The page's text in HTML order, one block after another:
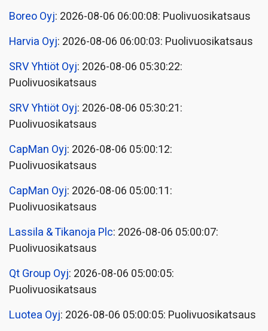
Boreo Oyj: 2026-08-06 06:00:08: Puolivuosikatsaus
Harvia Oyj: 2026-08-06 06:00:03: Puolivuosikatsaus
SRV Yhtiöt Oyj: 2026-08-06 05:30:22:
Puolivuosikatsaus
SRV Yhtiöt Oyj: 2026-08-06 05:30:21:
Puolivuosikatsaus
CapMan Oyj: 2026-08-06 05:00:12:
Puolivuosikatsaus
CapMan Oyj: 2026-08-06 05:00:11:
Puolivuosikatsaus
Lassila & Tikanoja Plc: 2026-08-06 05:00:07:
Puolivuosikatsaus
Qt Group Oyj: 2026-08-06 05:00:05:
Puolivuosikatsaus
Luotea Oyj: 2026-08-06 05:00:05: Puolivuosikatsaus